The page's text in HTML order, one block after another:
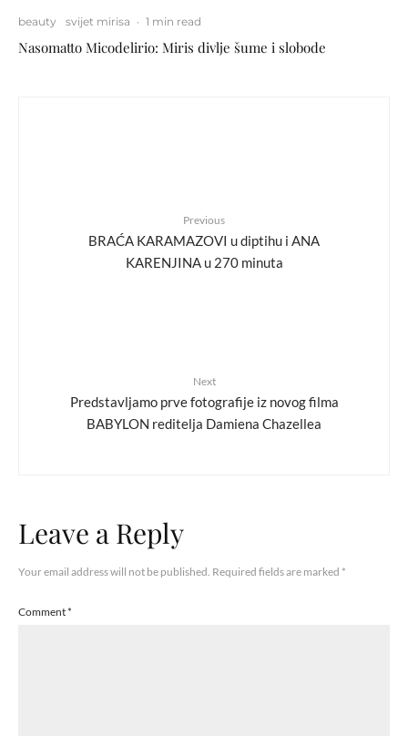
beauty svijet mirisa · 1 min read
Nasomatto Micodelirio: Miris divlje šume i slobode
Previous
BRAĆA KARAMAZOVI u diptihu i ANA
KARENJINA u 270 minuta
Next
Predstavljamo prve fotografije iz novog filma
BABYLON reditelja Damiena Chazellea
Leave a Reply
Your email address will not be published. Required fields are marked *
Comment*